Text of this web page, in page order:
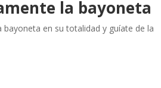
la bayoneta
bayoneta en su totalidad y guíate de la